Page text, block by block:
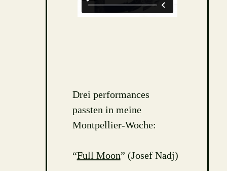
Drei performances
passten in meine
Montpellier-Woche:
“Full Moon” (Josef Nadj)